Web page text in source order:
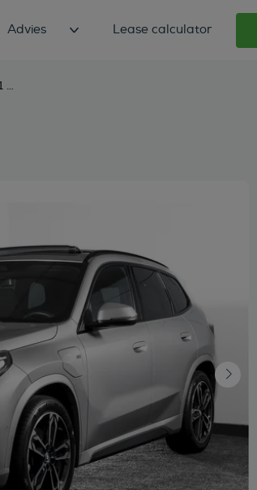
Advies Lease calculator
bmw x1 xdrive25e 245 pk